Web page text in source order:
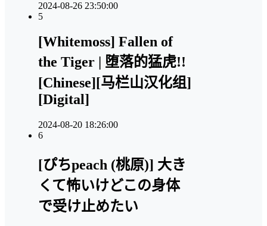
2024-08-26 23:50:00
5
[Whitemoss] Fallen of
the Tiger | 堕落的猛虎!!
[Chinese][马栏山汉化组]
[Digital]
2024-08-20 18:26:00
6
[ぴちpeach (桃原)] 大き
くて怖いけどこの身体
で受け止めたい